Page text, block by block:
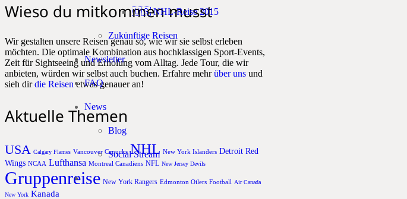
🇺🇸 NHL-Reise 2015
Zukünftige Reisen
Newsletter
FAQ
News
Blog
Social Stream
Wieso du mitkommen musst
Wir gestalten unsere Reisen genau so, wie wir sie selbst erleben
möchten. Die optimale Kombination aus hochklassigen Sport-Events,
Zeit für Sightseeing und Erholung vom Alltag. Jede Tour, die wir
anbieten, würden wir selbst auch buchen. Erfahre mehrüber uns und
sieh dirdie Reisenetwas genauer an!
Aktuelle Themen
USA Calgary Flames Vancouver Canucks NHL New York Islanders Detroit Red
Wings NCAA Lufthansa Montreal Canadiens NFL New Jersey Devils
Gruppenreise New York Rangers Edmonton Oilers Football Air Canada
New York Kanada